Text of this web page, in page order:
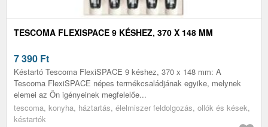
TESCOMA FLEXISPACE 9 KÉSHEZ, 370 X 148 MM
7 390 Ft
Késtartó Tescoma FlexiSPACE 9 késhez, 370 x 148 mm: A
Tescoma FlexiSPACE népes termékcsaládjának egyike, melynek
elemei az Ön igényeinek megfelelőe...
tescoma, konyha, háztartás, élelmiszer feldolgozás, ollók és kések,
késtartók